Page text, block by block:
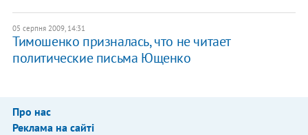
05 серпня 2009, 14:31
Тимошенко призналась, что не читает
политические письма Ющенко
Про нас
Реклама на сайті